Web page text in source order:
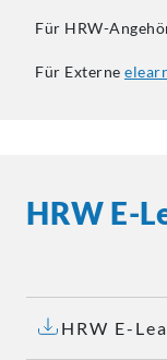
Für HRW-
Für Externe
HRW E-
HRW E-